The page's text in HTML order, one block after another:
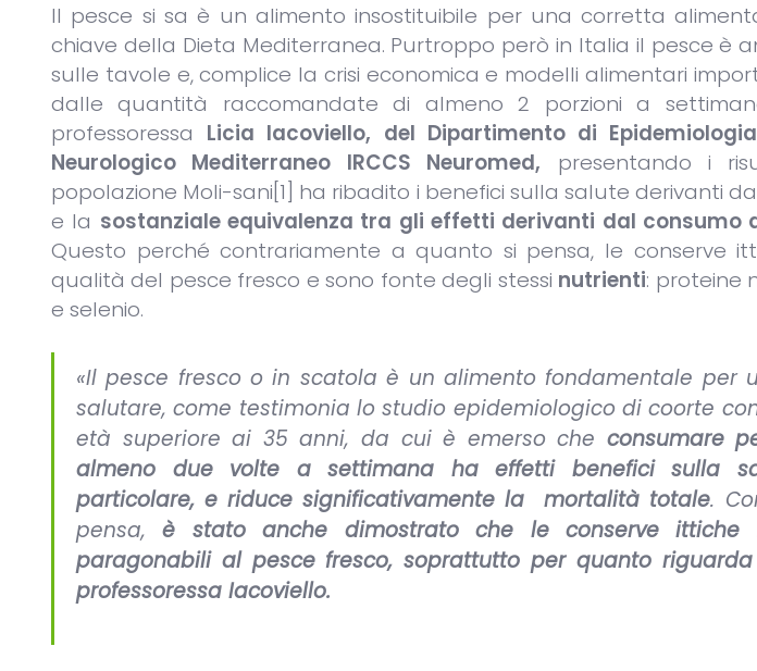
Il pesce si sa è un alimento insostituibile per una corretta
chiave della Dieta Mediterranea. Purtroppo però in Italia il pesce è
sulle tavole e, complice la crisi economica e modelli alimentari
dalle quantità raccomandate di almeno 2 porzioni a
professoressa Licia Iacoviello, del Dipartimento di
Neurologico Mediterraneo IRCCS Neuromed, presentando i
popolazione Moli-sani[1] ha ribadito i benefici sulla salute derivanti
e la sostanziale equivalenza tra gli effetti derivanti dal consumo
Questo perché contrariamente a quanto si pensa, le conserve
qualità del pesce fresco e sono fonte degli stessi nutrienti: proteine
e selenio.
«Il pesce fresco o in scatola è un alimento fondamentale per
salutare, come testimonia lo studio epidemiologico di coorte
età superiore ai 35 anni, da cui è emerso che consumare
almeno due volte a settimana ha effetti benefici sulla
particolare, e riduce significativamente la mortalità totale.
pensa, è stato anche dimostrato che le conserve ittiche
paragonabili al pesce fresco, soprattutto per quanto
professoressa Iacoviello.